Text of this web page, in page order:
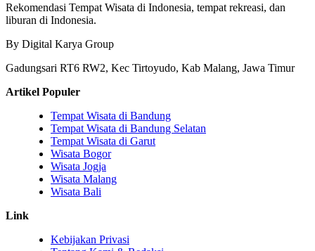
Rekomendasi Tempat Wisata di Indonesia, tempat rekreasi, dan
liburan di Indonesia.
By Digital Karya Group
Gadungsari RT6 RW2, Kec Tirtoyudo, Kab Malang, Jawa Timur
Artikel Populer
Tempat Wisata di Bandung
Tempat Wisata di Bandung Selatan
Tempat Wisata di Garut
Wisata Bogor
Wisata Jogja
Wisata Malang
Wisata Bali
Link
Kebijakan Privasi